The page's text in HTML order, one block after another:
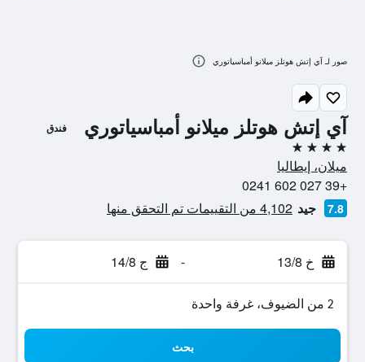
آي إتش هوتلز ميلانو أمباسياتوري فندق
4 نجوم
ميلان، إيطاليا
+39 027 602 0241
7.8 جيد 4,102 من التقييمات تم التحقق منها
خ 13/8 - ج 14/8
2 من الضيوف، غرفة واحدة
بحث
صور لـ آي إتش هوتلز ميلانو أمباسياتوري